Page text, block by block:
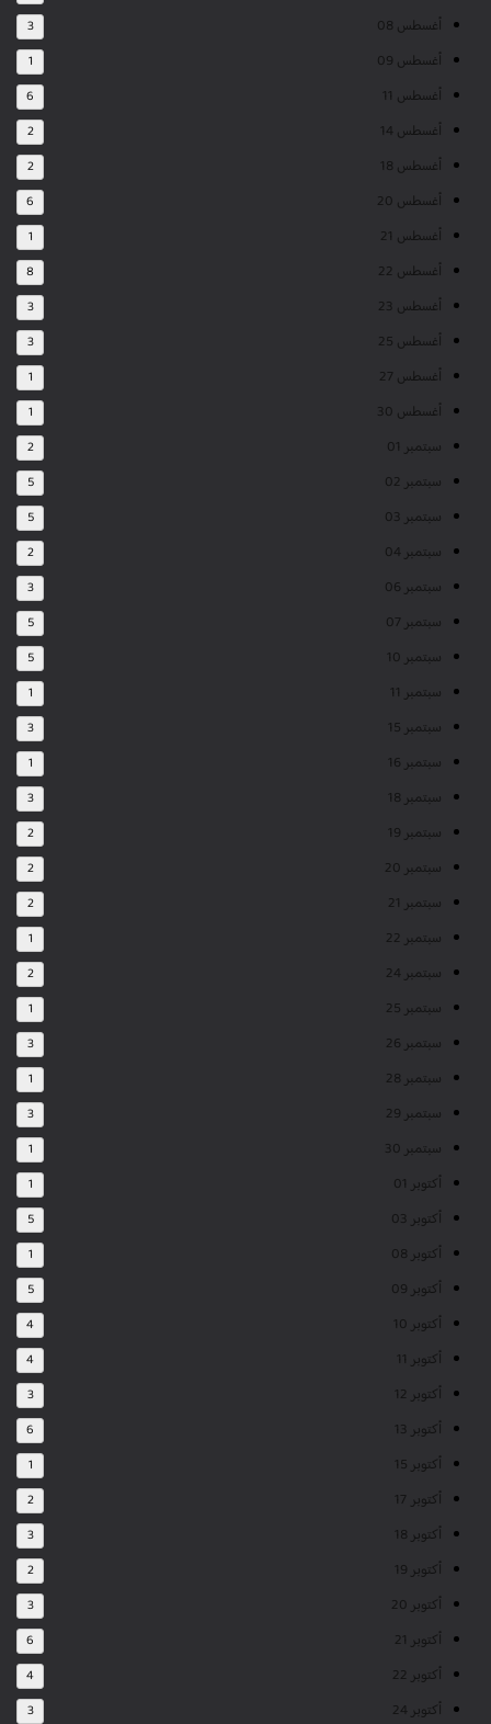
أغسطس 08 3
أغسطس 09 1
أغسطس 11 6
أغسطس 14 2
أغسطس 18 2
أغسطس 20 6
أغسطس 21 1
أغسطس 22 8
أغسطس 23 3
أغسطس 25 3
أغسطس 27 1
أغسطس 30 1
سبتمبر 01 2
سبتمبر 02 5
سبتمبر 03 5
سبتمبر 04 2
سبتمبر 06 3
سبتمبر 07 5
سبتمبر 10 5
سبتمبر 11 1
سبتمبر 15 3
سبتمبر 16 1
سبتمبر 18 3
سبتمبر 19 2
سبتمبر 20 2
سبتمبر 21 2
سبتمبر 22 1
سبتمبر 24 2
سبتمبر 25 1
سبتمبر 26 3
سبتمبر 28 1
سبتمبر 29 3
سبتمبر 30 1
أكتوبر 01 1
أكتوبر 03 5
أكتوبر 08 1
أكتوبر 09 5
أكتوبر 10 4
أكتوبر 11 4
أكتوبر 12 3
أكتوبر 13 6
أكتوبر 15 1
أكتوبر 17 2
أكتوبر 18 3
أكتوبر 19 2
أكتوبر 20 3
أكتوبر 21 6
أكتوبر 22 4
أكتوبر 24 3